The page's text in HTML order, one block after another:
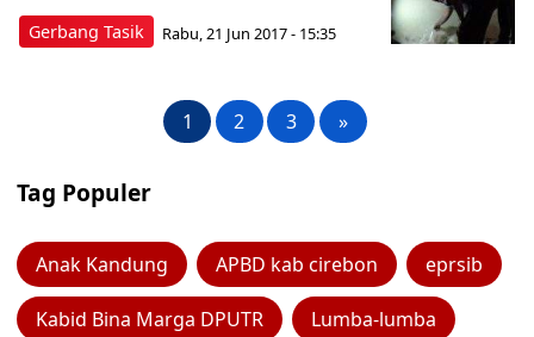
Gerbang Tasik Rabu, 21 Jun 2017 - 15:35
1 2 3 »
Tag Populer
Anak Kandung APBD kab cirebon eprsib
Kabid Bina Marga DPUTR Lumba-lumba